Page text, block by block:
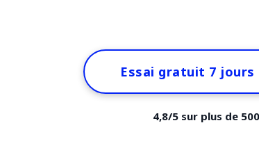
Essai gratuit 7 jours
4,8/5 sur plus de